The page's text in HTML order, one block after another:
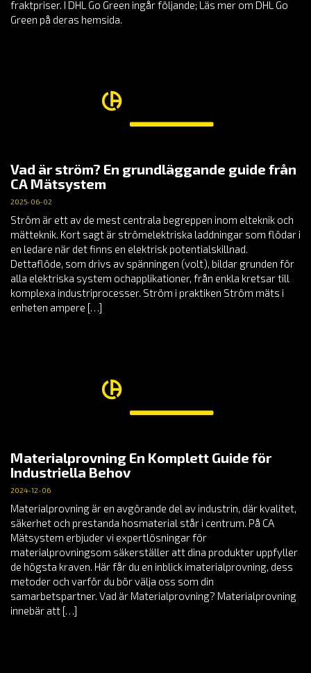
fraktpriser. I DHL Go Green ingår följande; Läs mer om DHL Go
Green på deras hemsida.
Vad är ström? En grundläggande guide från
CA Mätsystem
2025-06-02
Ström är ett av de mest centrala begreppen inom elteknik och
mätteknik. Kort sagt är strömelektriska laddningar som flödar i
en ledare när det finns en elektrisk potentialskillnad.
Dettaflöde, som drivs av spänningen (volt), bildar grunden för
alla elektriska system ochapplikationer, från enkla kretsar till
komplexa industriprocesser. Ström i praktiken Ström mäts i
enheten ampere […]
Materialprovning En Komplett Guide för
Industriella Behov
2024-12-06
Materialprovning är en avgörande del av industrin, där kvalitet,
säkerhet och prestanda hosmaterial står i centrum. På CA
Mätsystem erbjuder vi expertlösningar för
materialprovningsom säkerställer att dina produkter uppfyller
de högsta kraven. Här får du en inblick imaterialprovning, dess
metoder och varför du bör välja oss som din
samarbetspartner. Vad är Materialprovning? Materialprovning
innebär att […]